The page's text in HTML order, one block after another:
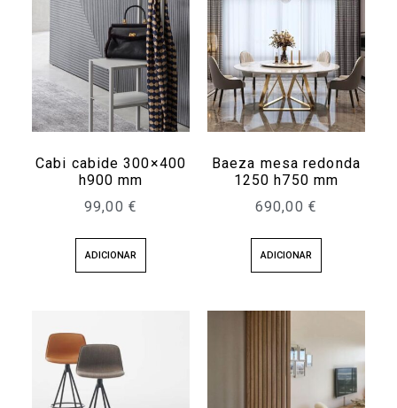
Cabi cabide 300×400
h900 mm
99,00 €
ADICIONAR
Baeza mesa redonda
1250 h750 mm
690,00 €
ADICIONAR